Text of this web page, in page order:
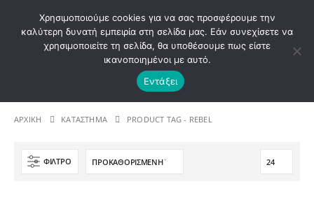
ΚΑΛΩΣ ΗΡΘΑΤΕ ΣΤΟ E-SHOP ΜΟΤΟ ΠΗΓΑΣΟΣ !
4221060 | E - mail: info@motopegasus.com |
ΑΡΧΙΚΉ ΚΑΤΆΣΤΗΜΑ PRODUCT TAG - REBEL
ΦΊΛΤΡΟ
Χρησιμοποιούμε cookies για να σας προσφέρουμε την
καλύτερη δυνατή εμπειρία στη σελίδα μας. Εάν συνεχίσετε να
χρησιμοποιείτε τη σελίδα, θα υποθέσουμε πως είστε
ικανοποιημένοι με αυτό.
Εντάξει